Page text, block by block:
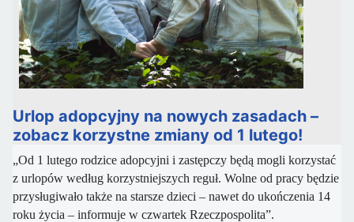
Urlop adopcyjny na nowych zasadach –
zobacz korzystne zmiany od 1 lutego!
„Od 1 lutego rodzice adopcyjni i zastępczy będą mogli korzystać
z urlopów według korzystniejszych reguł. Wolne od pracy będzie
przysługiwało także na starsze dzieci – nawet do ukończenia 14
roku życia – informuje w czwartek Rzeczpospolita”.